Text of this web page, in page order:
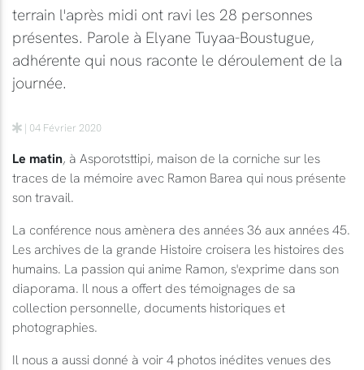
terrain l'après midi ont ravi les 28 personnes
présentes. Parole à Elyane Tuyaa-Boustugue,
adhérente qui nous raconte le déroulement de la
journée.
| 04 Février 2020
Le matin, à Asporotsttipi, maison de la corniche sur les
traces de la mémoire avec Ramon Barea qui nous présente
son travail.
La conférence nous amènera des années 36 aux années 45.
Les archives de la grande Histoire croisera les histoires des
humains. La passion qui anime Ramon, s'exprime dans son
diaporama. Il nous a offert des témoignages de sa
collection personnelle, documents historiques et
photographies.
Il nous a aussi donné à voir 4 photos inédites venues des